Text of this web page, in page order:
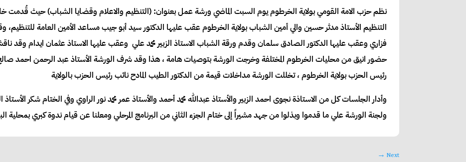
نظم حزب الامة القومي بولاية الخرطوم يوم السبت الماضي ورشة عمل بعنوان: (التنظيم والاعلام وقضايا الشباب) حيث قُدمت
التنظيم الأستاذ مدثر حسين والي أمين الشباب بولاية الخرطوم عقب عليها الدكتور سيد أبو جيب مساعد الأمين العامة للتنظيم،
فزاري وعقب عليها الدكتور الصادق سلمان وقدم ورقة الشباب الاستاذ الزبير محمد علي وعقب عليها الاستاذ عثمان ايدام وقد
حضور انيق من محليات الخرطوم المختلفة وخرجت الورشة بتوصيات هامة ، هذا وقد شرف الورشة الأستاذ عبد الرحمن احمد صالح
رئيس الحزب بولاية الخرطوم ، تخللت الورشة مداخلات قيمة من الدكتور الطيب المادح نائب رئيس الحزب بالولاية
وأدار الجلسات كل من الاستاذة نجوى احمد الزبير والأستاذ عبدالله محمد أحمد والأستاذ عمر محمد نور الراوي وفي الختام شكر
ولجنة الورشة علي ما قدموا وبذلوا من جهد مشيراً إلى ختام الجزء الثاني من البرنامج المرحلي ومعلنا عن قيام ندوة كبري بمحلية
Next
→